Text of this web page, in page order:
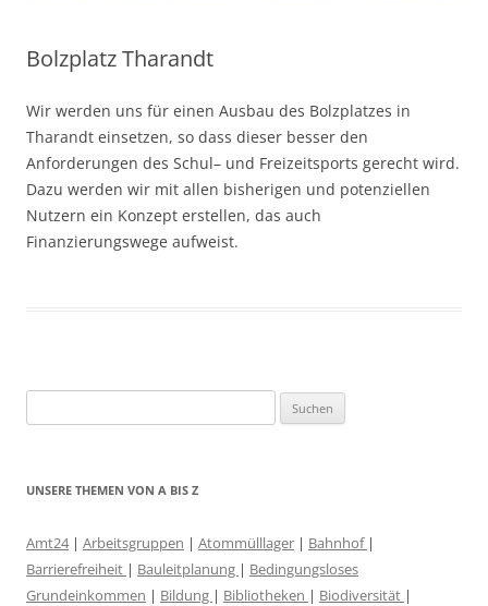
Bolzplatz Tharandt
Wir werden uns für einen Ausbau des Bolzplatzes in
Tharandt einsetzen, so dass dieser besser den
Anforderungen des Schul– und Freizeitsports gerecht wird.
Dazu werden wir mit allen bisherigen und potenziellen
Nutzern ein Konzept erstellen, das auch
Finanzierungswege aufweist.
nach:
UNSERE THEMEN VON A BIS Z
Amt24| Arbeitsgruppen | Atommülllager | Bahnhof |
Barrierefreiheit | Bauleitplanung | Bedingungsloses
Grundeinkommen | Bildung | Bibliotheken | Biodiversität |